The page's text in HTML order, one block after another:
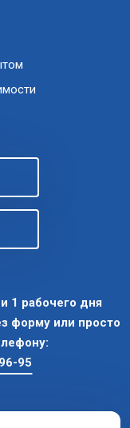
1 рабочего дня
форму или просто
95